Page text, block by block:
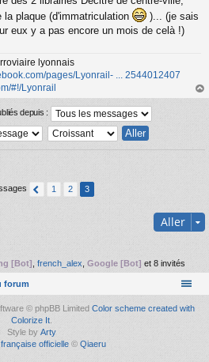
plaque (d'immatriculation
)... (je sais
eux y a pas encore un mois de celà !)
lyonnais
pages/Lyonrail- ... 2544012407
#!/Lyonrail
au
depuis :
1 2 3
Aller
[Bot] french_alex Google [Bot] et 8 invités
forum
© phpBB Limited Color scheme created with
Colorize It
Style by Arty
officielle © Qiaeru